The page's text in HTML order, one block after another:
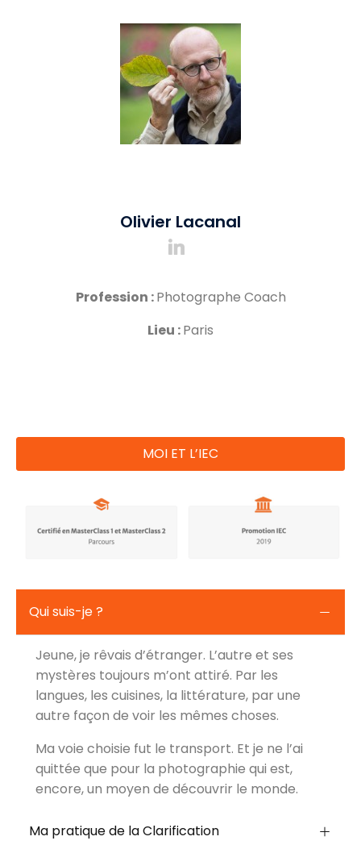
Olivier Lacanal
Profession :Photographe Coach
Lieu :Paris
Olivier Lacanal
Profession :Photographe Coach
Lieu :Paris
Olivier Lacanal
Profession :Photographe Coach
Lieu :Paris
MOI ET L’IEC
Qui suis-je ?
Jeune, je rêvais d’étranger. L’autre et ses
mystères toujours m’ont attiré. Par les
langues, les cuisines, la littérature, par une
autre façon de voir les mêmes choses.
Ma voie choisie fut le transport. Et je ne l’ai
quittée que pour la photographie qui est,
encore, un moyen de découvrir le monde.
Ma pratique de la Clarification